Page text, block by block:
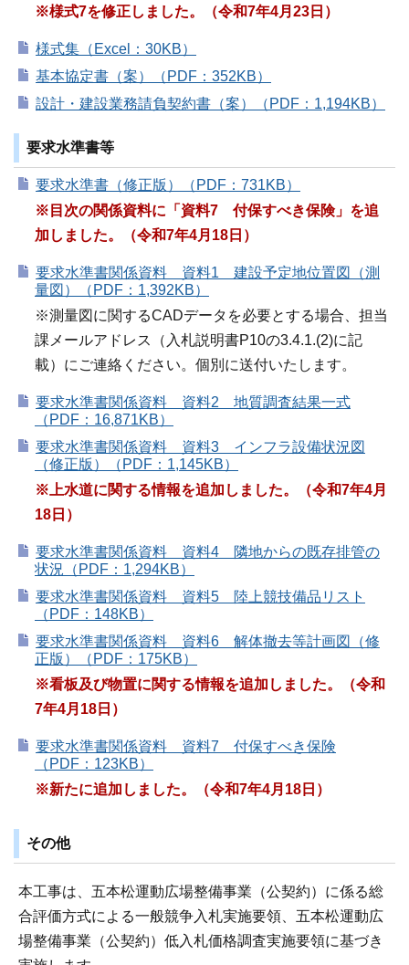
※様式7を修正しました。（令和7年4月23日）
様式集（Excel：30KB）
基本協定書（案）（PDF：352KB）
設計・建設業務請負契約書（案）（PDF：1,194KB）
要求水準書等
要求水準書（修正版）（PDF：731KB）
※目次の関係資料に「資料7
付保すべき保険」を追
加しました。（令和7年4月18日）
要求水準書関係資料 資料1 建設予定地位置図（測
量図）（PDF：1,392KB）
※測量図に関するCADデータを必要とする場合、担当
課メールアドレス（入札説明書P10の3.4.1.(2)に記
載）にご連絡ください。個別に送付いたします。
要求水準書関係資料 資料2 地質調査結果一式
（PDF：16,871KB）
要求水準書関係資料 資料3 インフラ設備状況図
（修正版）（PDF：1,145KB）
※上水道に関する情報を追加しました。（令和7年4月
18日）
要求水準書関係資料 資料4 隣地からの既存排管の
状況（PDF：1,294KB）
要求水準書関係資料 資料5 陸上競技備品リスト
（PDF：148KB）
要求水準書関係資料 資料6 解体撤去等計画図（修
正版）（PDF：175KB）
※看板及び物置に関する情報を追加しました。（令和
7年4月18日）
要求水準書関係資料 資料7 付保すべき保険
（PDF：123KB）
※新たに追加しました。（令和7年4月18日）
その他
本工事は、五本松運動広場整備事業（公契約）に係る総
合評価方式による一般競争入札実施要領、五本松運動広
場整備事業（公契約）低入札価格調査実施要領に基づき